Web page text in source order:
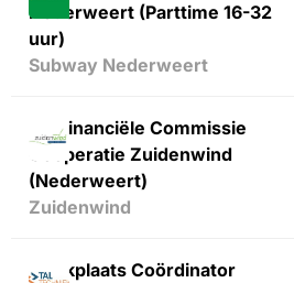
Nederweert (Parttime 16-32
uur)
Subway Nederweert
Lid Financiële Commissie
Coöperatie Zuidenwind
(Nederweert)
Zuidenwind
Werkplaats Coördinator